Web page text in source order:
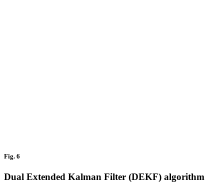
Fig. 6
Dual Extended Kalman Filter (DEKF) algorithm